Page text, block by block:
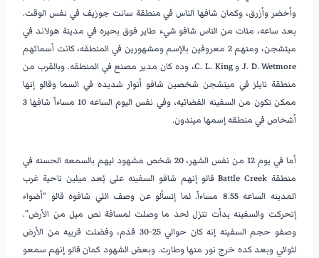
وأخضر وأزرق، وكمان شافها الناس في منطقة سانت جوزيف في نفس الوقت.
بعد ساعه، مئات من الناس شافو شيء طاير فوق بحيره في مدينة هولاند في
ميتشجن، ومنهم 2 معروفين بالإسم ومشهورين في المنطقه، كانت أسمائهم
J. D. Wetmore و C. L. King، وده كان مدير مصنع في المنطقه. وبالقرب من
منطقة نايلز في ميتشجن شخصين شافو أنوار شديده في السما وقالو إنها
ممكن تكون من السفينه الفضائيه، وفي نفس اليوم الساعه 10 مساءاً شافها 3
أشخاص في منطقه إسمها ميندون.
أما في يوم 12 من نفس الشهر، 20 شخص مشهود ليهم بالسمعه الحسنه في
منطقة Battle Creek قالو إنهم شافو السفينه على بُعد ميلين ناحية غرب
المدينه الساعه 8.55 مساءاً. لما إتسألو عن وصف اللي شافوه قالو “أضواء
إتحركت والسفينه بدأت تنزل لحد ما وصلت لمسافة نص ميل من الأرض”.
وصفو حجم السفينه إنه كان حوالي 25-30 قدم، وفضلت قريبه من الأرض
لثواني وبعد كده خرج نور منها وطارت. وبعض الشهود كمان قالو إنهم سمعو